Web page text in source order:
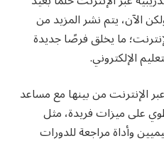
الآن، يتم نشر المزيد من
ما يخلق فرصًا جديدة
الإلكتروني.‏
وتبرز مجموعة أدوات ‏iSpring‏ عبر الإنترنت من بينها مع مساعد
على ميزات فريدة، مثل
وأداة مراجعة للدورات